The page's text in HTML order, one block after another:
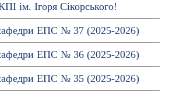
ім. Ігоря Сікорського!
ЕПС № 37 (2025-2026)
ЕПС № 36 (2025-2026)
ЕПС № 35 (2025-2026)